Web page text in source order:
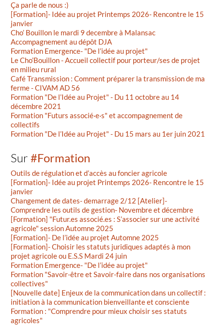
Ça parle de nous :)
[Formation]- Idée au projet Printemps 2026- Rencontre le 15
janvier
Cho’ Bouillon le mardi 9 decembre à Malansac
Accompagnement au dépôt DJA
Formation Emergence- "De l’idée au projet"
Le Cho’Bouillon - Accueil collectif pour porteur/ses de projet
en milieu rural
Café Transmission : Comment préparer la transmission de ma
ferme - CIVAM AD 56
Formation "De l’Idée au Projet" - Du 11 octobre au 14
décembre 2021
Formation "Futurs associé·e·s" et accompagnement de
collectifs
Formation "De l’Idée au Projet" - Du 15 mars au 1er juin 2021
Sur#Formation
Outils de régulation et d’accès au foncier agricole
[Formation]- Idée au projet Printemps 2026- Rencontre le 15
janvier
Changement de dates- demarrage 2/12 [Atelier]-
Comprendre les outils de gestion- Novembre et décembre
[Formation] "Futur.es associé.es : S’associer sur une activité
agricole" session Automne 2025
[Formation]- De l’idée au projet Automne 2025
[Formation]- Choisir les statuts juridiques adaptés à mon
projet agricole ou E.S.S Mardi 24 juin
Formation Emergence- "De l’idée au projet"
Formation "Savoir-être et Savoir-faire dans nos organisations
collectives"
[Nouvelle date] Enjeux de la communication dans un collectif :
initiation à la communication bienveillante et consciente
Formation : "Comprendre pour mieux choisir ses statuts
agricoles"